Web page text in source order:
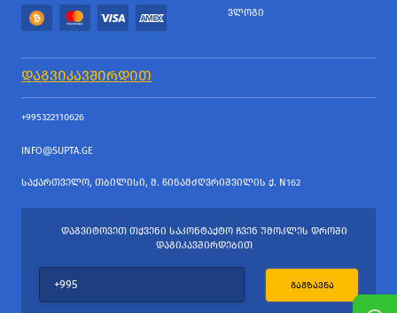
ᲕᲚᲝᲒᲘ
ᲓᲐᲒᲕᲘᲙᲐᲕᲨᲘᲠᲓᲘᲗ
+995322110626
INFO@SUPTA.GE
ᲡᲐᲥᲐᲠᲗᲕᲔᲚᲝ, ᲗᲑᲘᲚᲘᲡᲘ, Მ. ᲬᲘᲜᲐᲛᲫᲦᲕᲠᲘᲨᲕᲘᲚᲘᲡ Ქ. N162
ᲓᲐᲒᲕᲘᲢᲝᲕᲔᲗ ᲗᲥᲕᲔᲜᲘ ᲡᲐᲙᲝᲜᲢᲐᲥᲢᲝ ᲩᲕᲔᲜ ᲣᲛᲝᲙᲚᲔᲡ ᲓᲠᲝᲨᲘ
ᲓᲐᲒᲘᲙᲐᲕᲨᲘᲠᲓᲔᲑᲘᲗ
ᲒᲐᲒᲖᲐᲕᲜᲐ